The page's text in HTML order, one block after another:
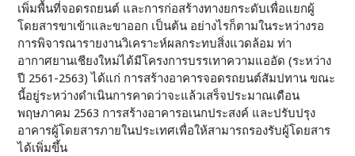
เพิ่มพื้นที่จอดรถยนต์ และการก่อสร้างทางยกระดับเพื่อแยกผู้
โดยสารขาเข้าและขาออก เป็นต้น อย่างไรก็ตามในระหว่างรอ
การพิจารณารายงานวิเคราะห์ผลกระทบสิ่งแวดล้อม ท่า
อากาศยานเชียงใหม่ได้มีโครงการบรรเทาความแออัด (ระหว่าง
ปี 2561-2563) ได้แก่ การสร้างอาคารจอดรถยนต์สัมปทาน ขณะ
นี้อยู่ระหว่างดำเนินการคาดว่าจะแล้วเสร็จประมาณเดือน
พฤษภาคม 2563 การสร้างอาคารอเนกประสงค์ และปรับปรุง
อาคารผู้โดยสารภายในประเทศเพื่อให้สามารถรองรับผู้โดยสาร
ได้เพิ่มขึ้น